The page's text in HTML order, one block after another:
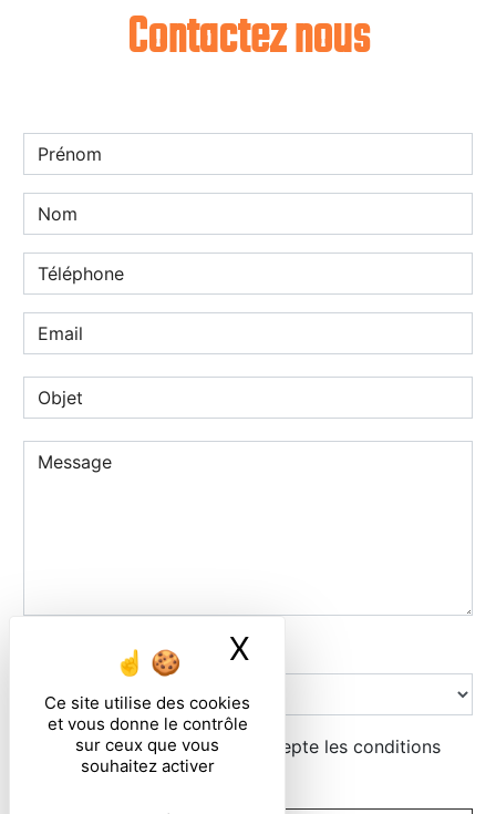
Ce site utilise des cookies
et vous donne le contrôle
sur ceux que vous
souhaitez activer
X
Contactez nous
Combien font zero plus cinq
En cochant cette case, j'accepte les conditions
particulières ci-dessous **